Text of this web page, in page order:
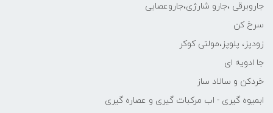
جاروبرقی ،جارو شارژی،جاروعصایی
سرخ کن
زودپز، پلوپز،مولتی کوکر
جا ادویه ای
خردکن و سالاد ساز
ابمیوه گیری - اب مرکبات گیری و عصاره گیری